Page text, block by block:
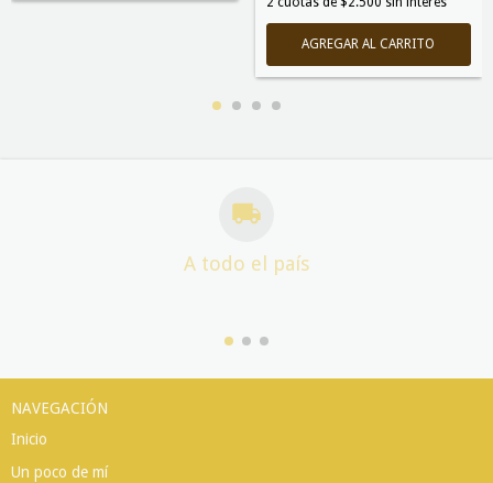
A todo el país
NAVEGACIÓN
Inicio
Un poco de mí